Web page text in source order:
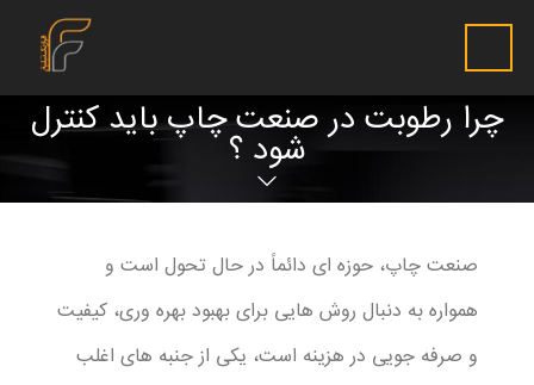
چرا رطوبت در صنعت چاپ باید کنترل
شود ؟
صنعت چاپ، حوزه ای دائماً در حال تحول است و
همواره به دنبال روش هایی برای بهبود بهره وری، کیفیت
و صرفه جویی در هزینه است، یکی از جنبه های اغلب